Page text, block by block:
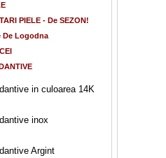
PIELE - De SEZON!
De Logodna
in culoarea 14K
inox
Argint